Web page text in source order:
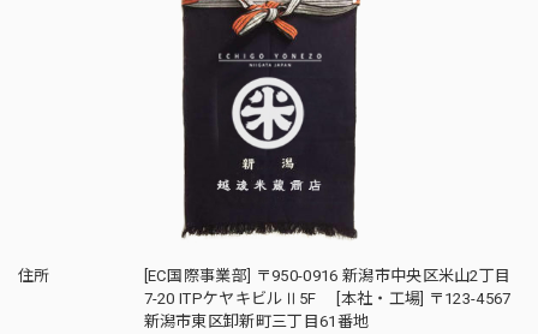
住所
[EC国際事業部] 〒950-0916 新潟市中央区米山2丁目
7-20 ITPケヤキビルⅡ5F [本社・工場] 〒123-4567
新潟市東区卸新町三丁目61番地